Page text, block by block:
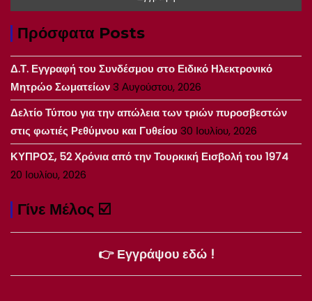
Πρόσφατα Posts
Δ.Τ. Εγγραφή του Συνδέσμου στο Ειδικό Ηλεκτρονικό
Μητρώο Σωματείων3 Αυγούστου, 2026
Δελτίο Τύπου για την απώλεια των τριών πυροσβεστών
στις φωτιές Ρεθύμνου και Γυθείου 30 Ιουλίου, 2026
ΚΥΠΡΟΣ, 52 Χρόνια από την Τουρκική Εισβολή του 1974
20 Ιουλίου, 2026
Γίνε Μέλος ☑️
👉 Εγγράψου εδώ !